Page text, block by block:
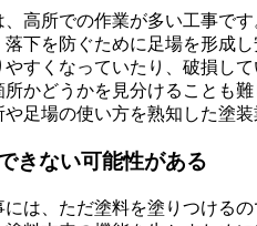
高所での作業が多い工事です
下を防ぐために足場を形成
すくなっていたり、破損し
かどうかを見分けることも難
足場の使い方を熟知した塗
きない可能性がある
は、ただ塗料を塗りつける